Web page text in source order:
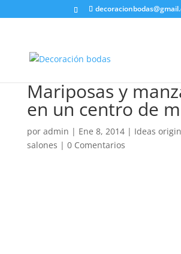
Mariposas y
en un centro de
por admin | Ene 8, 2014| Ideas
salones | 0 Comentarios